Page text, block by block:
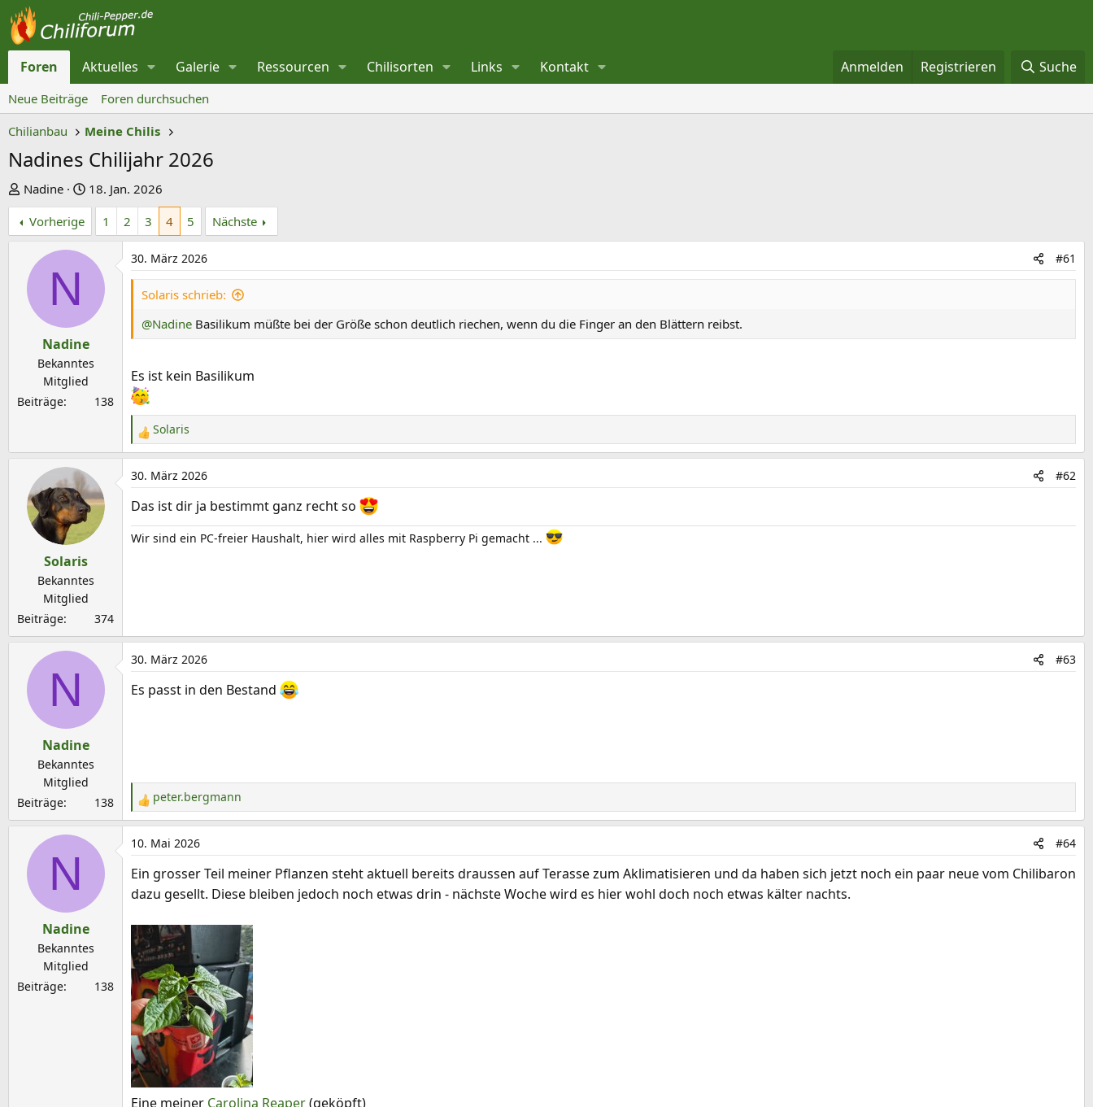
Foren Aktuelles Galerie Ressourcen Chilisorten Links Kontakt Anmelden Registrieren Suche
Neue Beiträge
Foren durchsuchen
Chilianbau
Meine Chilis
Nadines Chilijahr 2026
E
r
Nadine
E
r
e
t
a
m
18. Jan. 2026
Vorherige
1 2 3 4 5 Nächste
N
Nadine
Bekanntes
Mitglied
Beiträge
138
30. März 2026 #61
Solaris schrieb:
@Nadine Basilikum müßte bei der Größe schon deutlich riechen, wenn du die Finger an den Blättern reibst.
Es ist kein Basilikum
R
e
a
k
t
i
o
Solaris
Solaris
Bekanntes
Mitglied
Beiträge
374
30. März 2026 #62
Das ist dir ja bestimmt ganz recht so
Wir sind ein PC-freier Haushalt, hier wird alles mit Raspberry Pi gemacht ...
N
Nadine
Bekanntes
Mitglied
Beiträge
138
30. März 2026 #63
Es passt in den Bestand
R
e
a
k
t
i
n
e
n
:
peter.bergmann
N
Nadine
Bekanntes
Mitglied
Beiträge
138
10. Mai 2026 #64
Ein grosser Teil meiner Pflanzen steht aktuell bereits draussen auf Terasse zum Aklimatisieren und da haben sich jetzt noch ein paar neue vom Chilibaron
dazu gesellt. Diese bleiben jedoch noch etwas drin - nächste Woche wird es hier wohl doch noch etwas kälter nachts.
Eine meiner Carolina Reaper(geköpft)